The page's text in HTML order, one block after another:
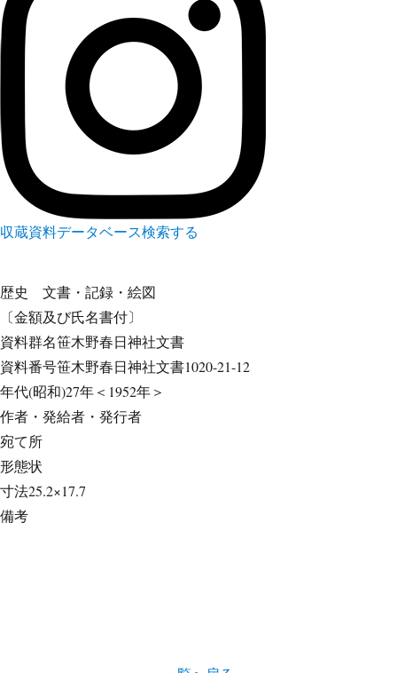
収蔵資料データベース検索する
歴史 文書・記録・絵図
〔金額及び氏名書付〕
資料群名笹木野春日神社文書
資料番号笹木野春日神社文書1020-21-12
年代(昭和)27年＜1952年＞
作者・発給者・発行者
宛て所
形態状
寸法25.2×17.7
備考